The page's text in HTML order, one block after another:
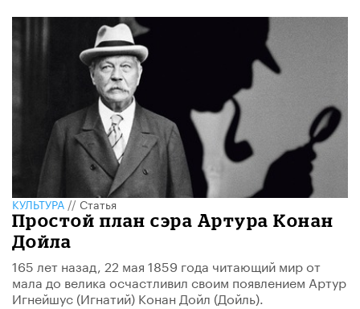
КУЛЬТУРА//Статья
Простой план сэра Артура Конан
Дойла
165 лет назад, 22 мая 1859 года читающий мир от
мала до велика осчастливил своим появлением Артур
Игнейшус (Игнатий) Конан Дойл (Дойль).